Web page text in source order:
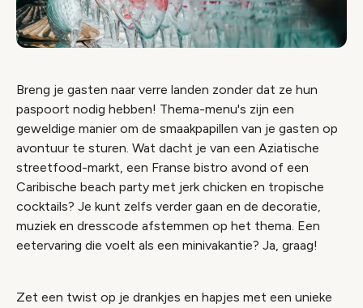
Breng je gasten naar verre landen zonder dat ze hun
paspoort nodig hebben! Thema-menu's zijn een
geweldige manier om de smaakpapillen van je gasten op
avontuur te sturen. Wat dacht je van een Aziatische
streetfood-markt, een Franse bistro avond of een
Caribische beach party met jerk chicken en tropische
cocktails? Je kunt zelfs verder gaan en de decoratie,
muziek en dresscode afstemmen op het thema. Een
eetervaring die voelt als een minivakantie? Ja, graag!
Zet een twist op je drankjes en hapjes met een unieke